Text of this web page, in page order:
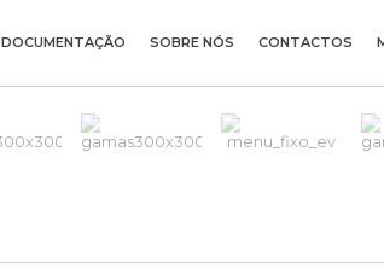
DOCUMENTAÇÃO SOBRE NÓS CONTACTOS